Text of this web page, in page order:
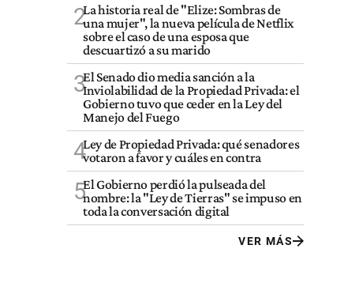
2La historia real de "Elize: Sombras de
una mujer", la nueva película de Netflix
sobre el caso de una esposa que
descuartizó a su marido
3El Senado dio media sanción a la
Inviolabilidad de la Propiedad Privada: el
Gobierno tuvo que ceder en la Ley del
Manejo del Fuego
4Ley de Propiedad Privada: qué senadores
votaron a favor y cuáles en contra
5El Gobierno perdió la pulseada del
nombre: la "Ley de Tierras" se impuso en
toda la conversación digital
VER MÁS